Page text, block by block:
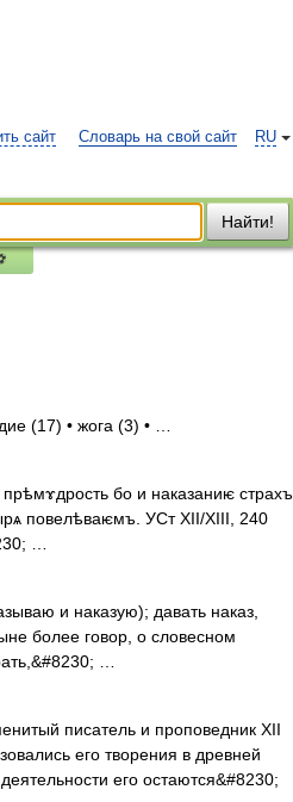
RU
сайт Словарь на свой сайт
Найти!
(17) • жога (3) • …
бо и наказаниѥ страхъ
повелѣваѥмъ. УСт XII/XIII, 240
…
и наказую); давать наказ,
более говор, о словесном
…
писатель и проповедник XII
его творения в древней
его остаются&#8230;